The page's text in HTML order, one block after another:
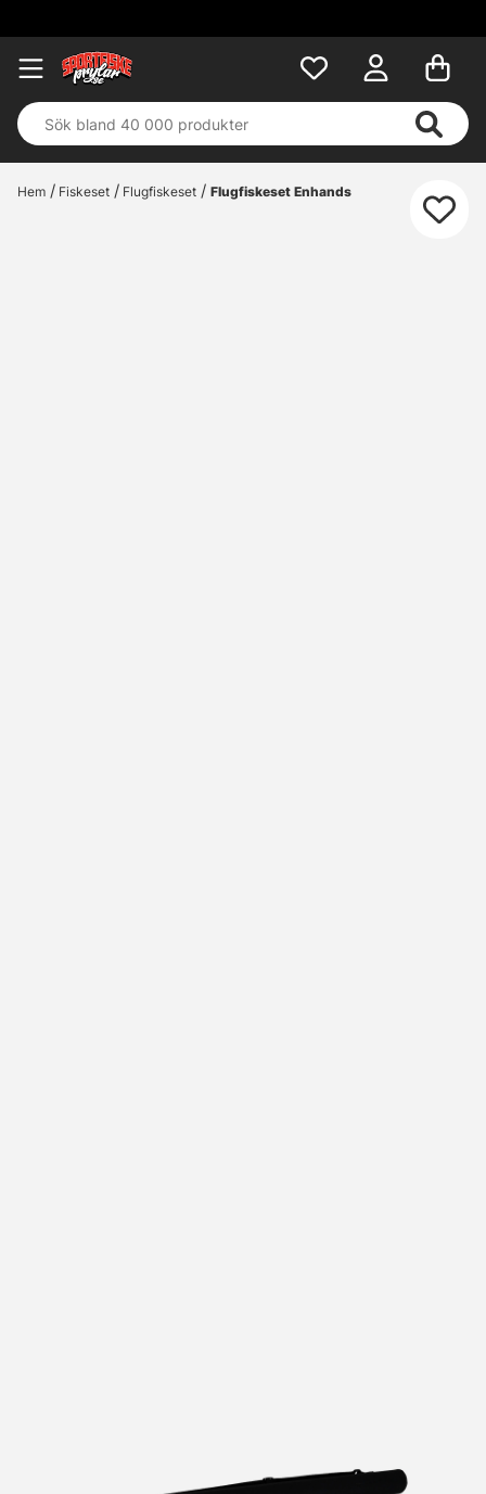
Hem Fiskeset Flugfiskeset Flugfiskeset Enhands